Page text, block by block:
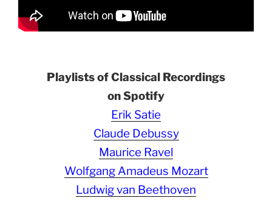
Playlists of Classical Recordings
on Spotify
Erik Satie
Claude Debussy
Maurice Ravel
Wolfgang Amadeus Mozart
Ludwig van Beethoven